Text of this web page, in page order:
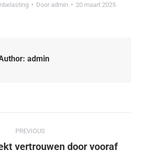
Door admin 20 maart 2025
admin
PREVIOUS
vertrouwen door vooraf